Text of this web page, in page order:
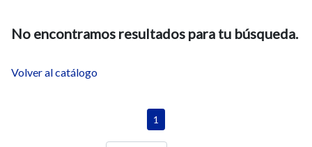
No encontramos resultados para tu búsqueda.
Volver al catálogo
1